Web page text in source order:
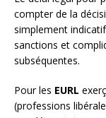
compter de la
simplement
sanctions et
subséquentes.
Pour les EURL
(professions